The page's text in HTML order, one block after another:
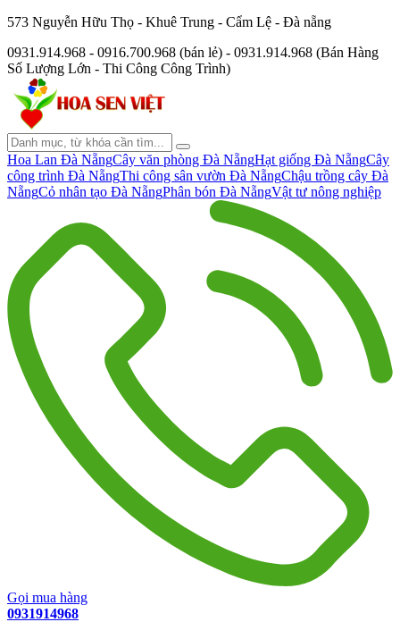
573 Nguyễn Hữu Thọ - Khuê Trung - Cẩm Lệ - Đà nẵng
0931.914.968 - 0916.700.968 (bán lẻ) - 0931.914.968 (Bán Hàng
Số Lượng Lớn - Thi Công Công Trình)
Hoa Lan Đà NẵngCây văn phòng Đà NẵngHạt giống Đà NẵngCây
công trình Đà NẵngThi công sân vườn Đà NẵngChậu trồng cây Đà
NẵngCỏ nhân tạo Đà NẵngPhân bón Đà NẵngVật tư nông nghiệp
Gọi mua hàng
0931914968